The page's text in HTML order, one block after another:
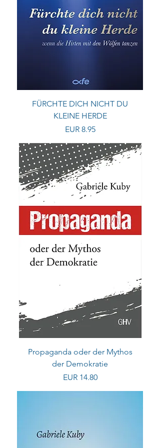
FÜRCHTE DICH NICHT DU
KLEINE HERDE
Preis
EUR 8.95
Propaganda oder der Mythos
der Demokratie
Preis
EUR 14.80